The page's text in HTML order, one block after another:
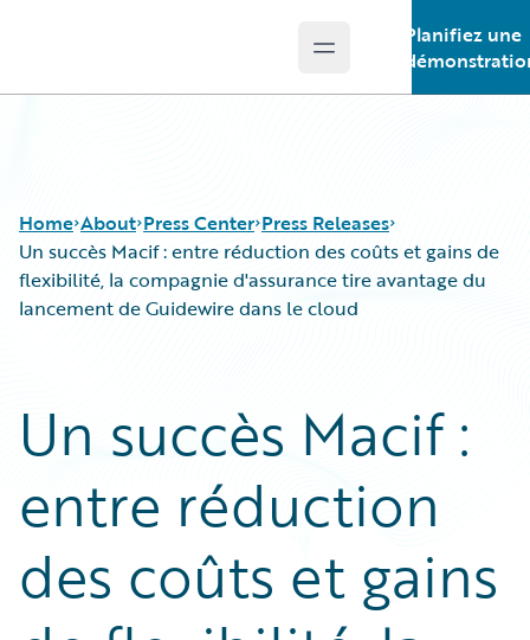
Open main menu
Planifiez une
Home About Press Center Press Releases
Un succès Macif : entre réduction des coûts et gains de
flexibilité, la compagnie d'assurance tire avantage du
lancement de Guidewire dans le cloud
Un succès Macif :
entre réduction
des coûts et gains